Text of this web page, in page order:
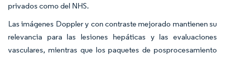
privados como del NHS.
Las imágenes Doppler y con contraste mejorado mantienen su
relevancia para las lesiones hepáticas y las evaluaciones
vasculares, mientras que los paquetes de posprocesamiento